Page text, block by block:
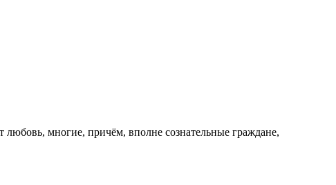
многие, причём, вполне сознательные граждане,